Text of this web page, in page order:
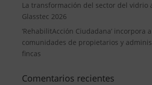
La transformación del sector del vidrio
Glasstec 2026
‘RehabilitAcción Ciudadana’ incorpora a
comunidades de propietarios y
fincas
Comentarios recientes